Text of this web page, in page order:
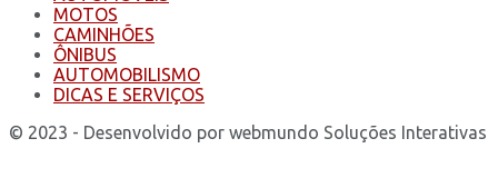
MOTOS
CAMINHÕES
ÔNIBUS
AUTOMOBILISMO
DICAS E SERVIÇOS
© 2023 - Desenvolvido por webmundo Soluções Interativas